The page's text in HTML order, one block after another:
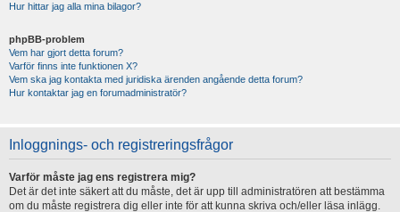
Hur hittar jag alla mina bilagor?
phpBB-problem
Vem har gjort detta forum?
Varför finns inte funktionen X?
Vem ska jag kontakta med juridiska ärenden angående detta forum?
Hur kontaktar jag en forumadministratör?
Inloggnings- och registreringsfrågor
Varför måste jag ens registrera mig?
Det är det inte säkert att du måste, det är upp till administratören att bestämma
om du måste registrera dig eller inte för att kunna skriva och/eller läsa inlägg.